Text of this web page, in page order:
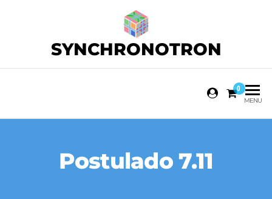
SYNCHRONOTRON
0
MENU
Postulado 7.11